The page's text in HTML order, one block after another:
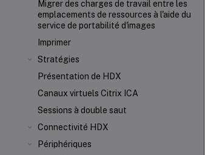
Migrer des charges de travail entre les
emplacements de ressources à l'aide du
service de portabilité d'images
Imprimer
Stratégies
Présentation de HDX
Canaux virtuels Citrix ICA
Sessions à double saut
Connectivité HDX
Périphériques